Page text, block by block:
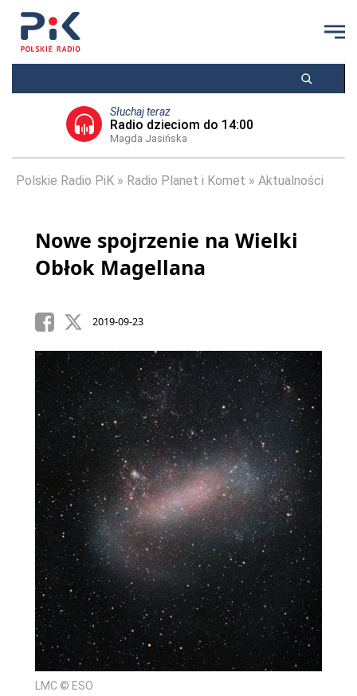
Słuchaj teraz
Radio dzieciom do 14:00
Magda Jasińska
Polskie Radio PiK Radio Planet i Komet Aktualności
Nowe spojrzenie na Wielki
Obłok Magellana
2019-09-23
LMC © ESO